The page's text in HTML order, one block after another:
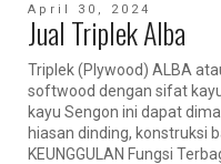
April 30, 2024
Jual Triplek Alba
Triplek (Plywood) ALBA
softwood dengan sifat
kayu Sengon ini dapat
hiasan dinding, konstruksi
KEUNGGULAN Fungsi